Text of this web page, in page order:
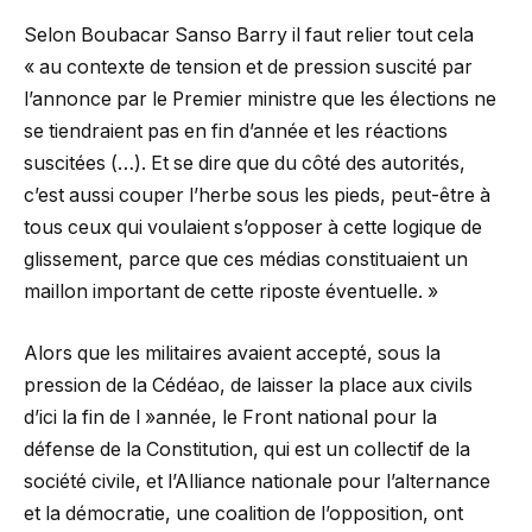
Selon Boubacar Sanso Barry il faut relier tout cela
« au contexte de tension et de pression suscité par
l’annonce par le Premier ministre que les élections ne
se tiendraient pas en fin d’année et les réactions
suscitées (…). Et se dire que du côté des autorités,
c’est aussi couper l’herbe sous les pieds, peut-être à
tous ceux qui voulaient s’opposer à cette logique de
glissement, parce que ces médias constituaient un
maillon important de cette riposte éventuelle. »
Alors que les militaires avaient accepté, sous la
pression de la Cédéao, de laisser la place aux civils
d’ici la fin de l »année, le Front national pour la
défense de la Constitution, qui est un collectif de la
société civile, et l’Alliance nationale pour l’alternance
et la démocratie, une coalition de l’opposition, ont